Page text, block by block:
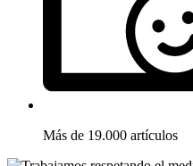
Más de 19.000 artículos